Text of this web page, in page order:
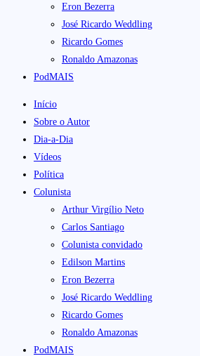
Eron Bezerra
José Ricardo Weddling
Ricardo Gomes
Ronaldo Amazonas
PodMAIS
Início
Sobre o Autor
Dia-a-Dia
Vídeos
Política
Colunista
Arthur Virgílio Neto
Carlos Santiago
Colunista convidado
Edilson Martins
Eron Bezerra
José Ricardo Weddling
Ricardo Gomes
Ronaldo Amazonas
PodMAIS